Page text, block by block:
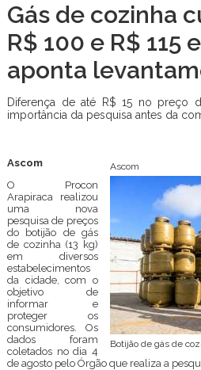
Gás de cozinha
R$ 100 e R$ 115
aponta
Diferença de até R$ 15 no preço
importância da pesquisa antes da
Ascom
Botijão de gás de
Ascom
O Procon
Arapiraca realizou
uma nova
pesquisa de preços
do botijão de gás
de cozinha (13 kg)
em diversos
estabelecimentos
da cidade, com o
objetivo de
informar e
proteger os
consumidores. Os
dados foram
coletados no dia 4
de agosto pelo Órgão que realiza a